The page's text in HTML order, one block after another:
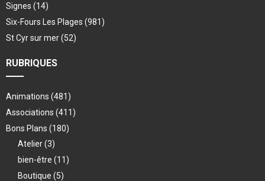
Signes (14)
Six-Fours Les Plages (981)
St Cyr sur mer(52)
RUBRIQUES
Animations (481)
Associations (411)
Bons Plans (180)
Atelier(3)
bien-être (11)
Boutique (5)